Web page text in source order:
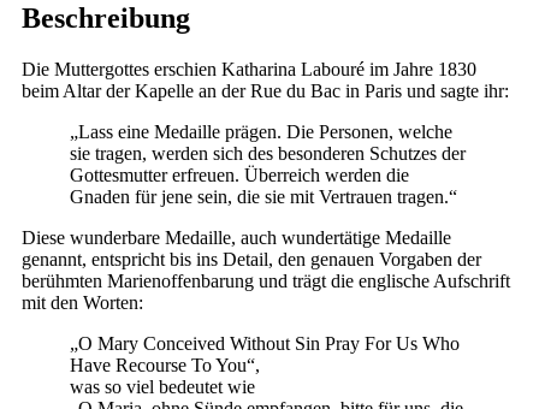
Beschreibung
Die Muttergottes erschien Katharina Labouré im Jahre 1830
beim Altar der Kapelle an der Rue du Bac in Paris und sagte ihr:
„Lass eine Medaille prägen. Die Personen, welche
sie tragen, werden sich des besonderen Schutzes der
Gottesmutter erfreuen. Überreich werden die
Gnaden für jene sein, die sie mit Vertrauen tragen.“
Diese wunderbare Medaille, auch wundertätige Medaille
genannt, entspricht bis ins Detail, den genauen Vorgaben der
berühmten Marienoffenbarung und trägt die englische Aufschrift
mit den Worten:
„O Mary Conceived Without Sin Pray For Us Who
Have Recourse To You“,
was so viel bedeutet wie